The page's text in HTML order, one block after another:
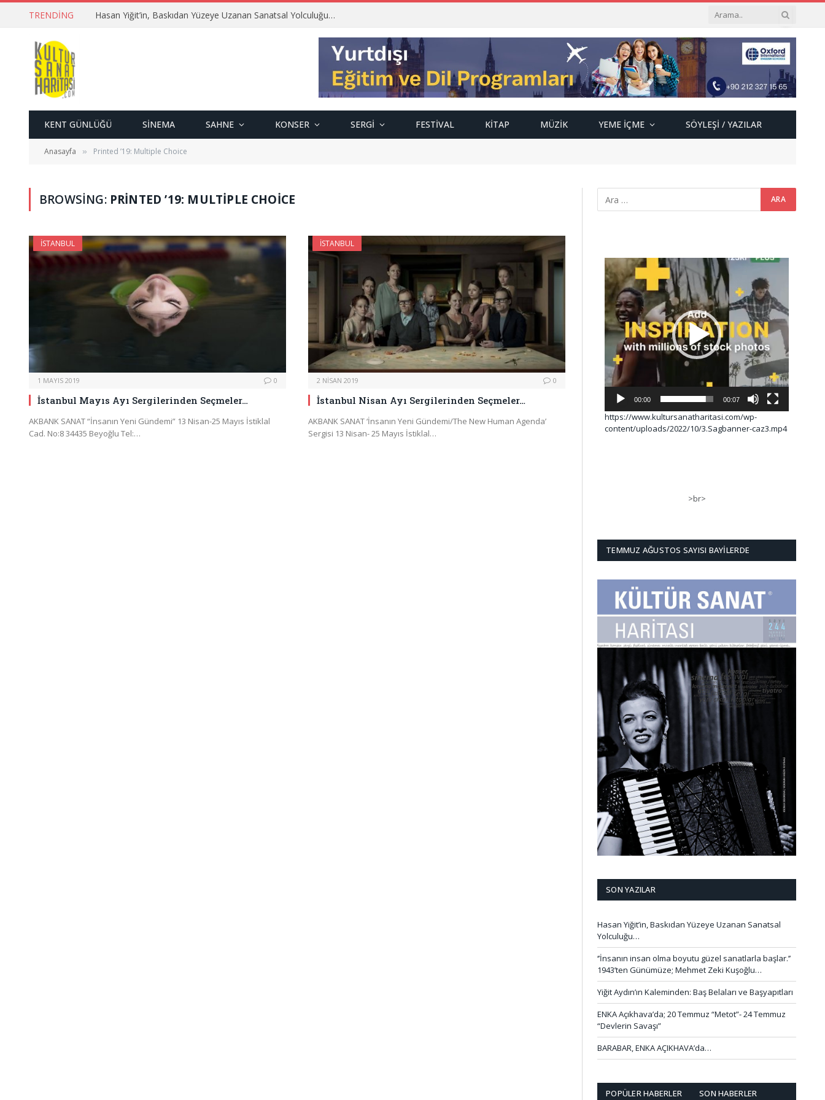
TRENDING Hasan Yiğit’in, Baskıdan Yüzeye Uzanan Sanatsal Yolculuğu…
KENT GÜNLÜĞÜ SINEMA SAHNE KONSER SERGI FESTIVAL KITAP MÜZIK YEME İÇME SÖYLEŞI / YAZILAR
Anasayfa » Printed ’19: Multiple Choice
BROWSING: PRINTED ’19: MULTIPLE CHOICE
İSTANBUL
1 MAYIS 2019 0
İstanbul Mayıs Ayı Sergilerinden Seçmeler…
AKBANK SANAT “İnsanın Yeni Gündemi” 13 Nisan-25 Mayıs İstiklal
Cad. No:8 34435 Beyoğlu Tel:…
İSTANBUL
2 NISAN 2019 0
İstanbul Nisan Ayı Sergilerinden Seçmeler…
AKBANK SANAT ‘İnsanın Yeni Gündemi/The New Human Agenda’
Sergisi 13 Nisan- 25 Mayıs İstiklal…
Video
oynatıcı
00:00 00:07
https://www.kultursanatharitasi.com/wp-
content/uploads/2022/10/3.Sagbanner-caz3.mp4
>br>
TEMMUZ AĞUSTOS SAYISI BAYILERDE
SON YAZILAR
Hasan Yiğit’in, Baskıdan Yüzeye Uzanan Sanatsal
Yolculuğu…
‘’İnsanın insan olma boyutu güzel sanatlarla başlar.’’
1943’ten Günümüze; Mehmet Zeki Kuşoğlu…
Yiğit Aydın’ın Kaleminden: Baş Belaları ve Başyapıtları
ENKA Açıkhava’da; 20 Temmuz “Metot”- 24 Temmuz
“Devlerin Savaşı”
BARABAR, ENKA AÇIKHAVA’da…
POPÜLER HABERLER SON HABERLER